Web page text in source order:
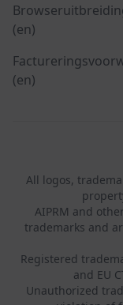
(en)
(en)
All logos,
AIPRM and
trademarks and
Registered
and EU
Unauthorized